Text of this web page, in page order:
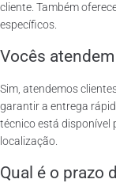
cliente. Também
específicos.
Vocês
Sim, atendemos
garantir a entrega
técnico está disponível
localização.
Qual é o prazo